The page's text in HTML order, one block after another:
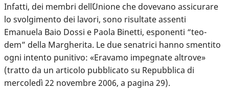
Infatti, dei membri dell´Unione che dovevano assicurare
lo svolgimento dei lavori, sono risultate assenti
Emanuela Baio Dossi e Paola Binetti, esponenti “teo-
dem” della Margherita. Le due senatrici hanno smentito
ogni intento punitivo: «Eravamo impegnate altrove»
(tratto da un articolo pubblicato su Repubblica di
mercoledì 22 novembre 2006, a pagina 29).